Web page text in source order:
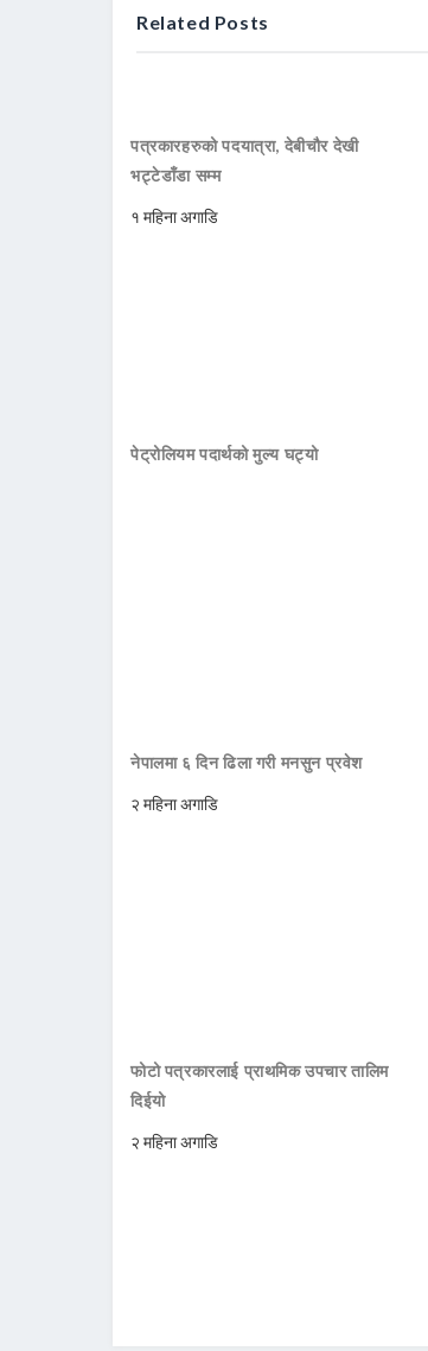
Related Posts
पत्रकारहरुको पदयात्रा, देबीचौर देखी
भट्टेडाँडा सम्म
१ महिना अगाडि
पेट्रोलियम पदार्थको मुल्य घट्यो
नेपालमा ६ दिन ढिला गरी मनसुन प्रवेश
२ महिना अगाडि
फोटो पत्रकारलाई प्राथमिक उपचार तालिम
दिईयो
२ महिना अगाडि